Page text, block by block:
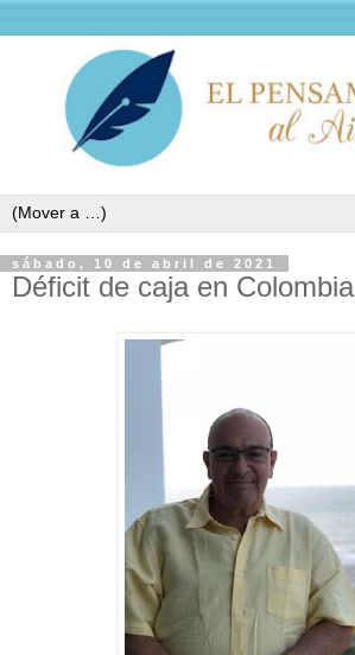
sábado, 10 de abril de 2021
Déficit de caja en Colombia